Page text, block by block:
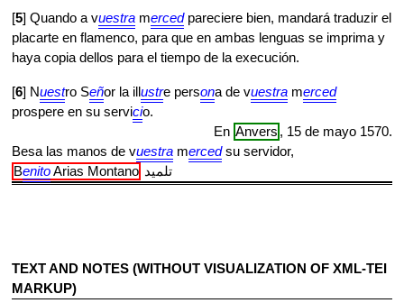
[5] Quando a vuestra mercedpareciere bien, mandará traduzir el
placarte en flamenco, para que en ambas lenguas se imprima y
haya copia dellos para el tiempo de la execución.
[6] Nuestro Señor la illustre persona de vuestra merced
prospere en su servicio.
En Anvers , 15 de mayo 1570.
Besa las manos de vuestra mercedsu servidor,
BenitoArias Montano تلميد
TEXT AND NOTES (WITHOUT VISUALIZATION OF XML-TEI
MARKUP)